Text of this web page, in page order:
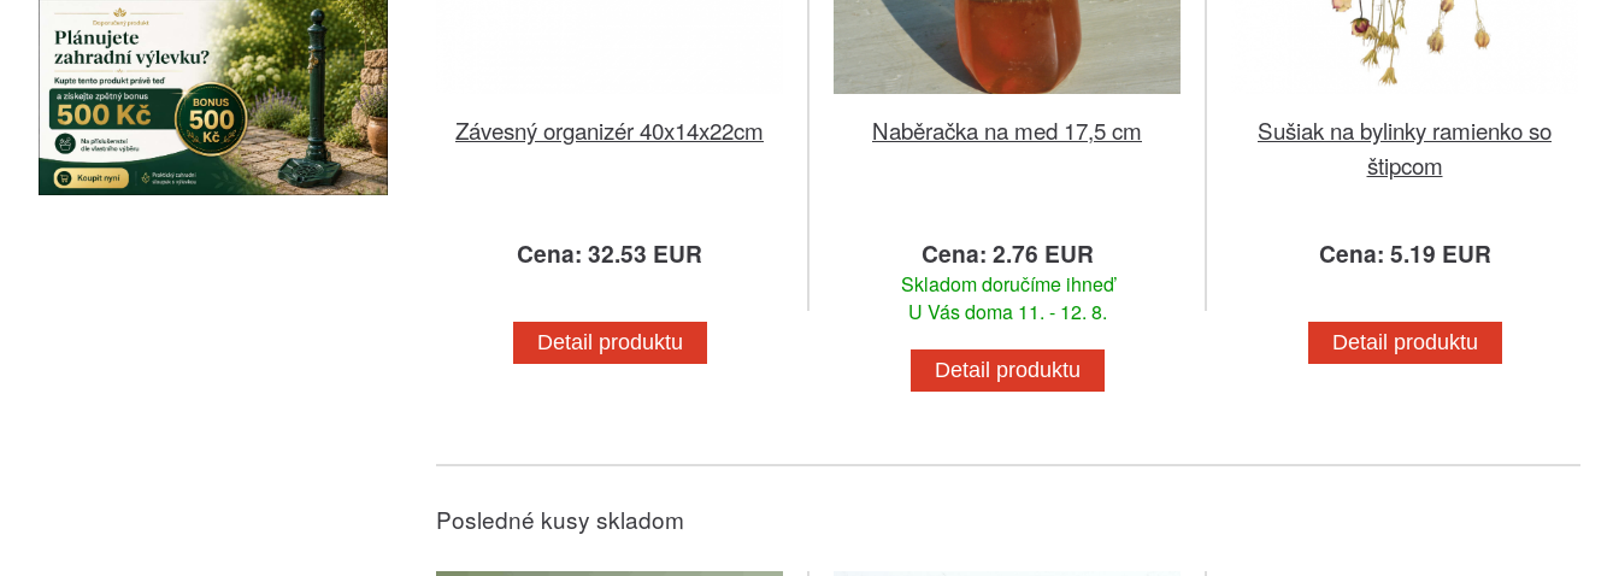
Závesný organizér 40x14x22cm
Cena: 32.53 EUR
Detail produktu
Naběračka na med 17,5 cm
Cena: 2.76 EUR
Skladom doručíme ihneď
U Vás doma 11. - 12. 8.
Detail produktu
Sušiak na bylinky ramienko so
štipcom
Cena: 5.19 EUR
Detail produktu
Posledné kusy skladom